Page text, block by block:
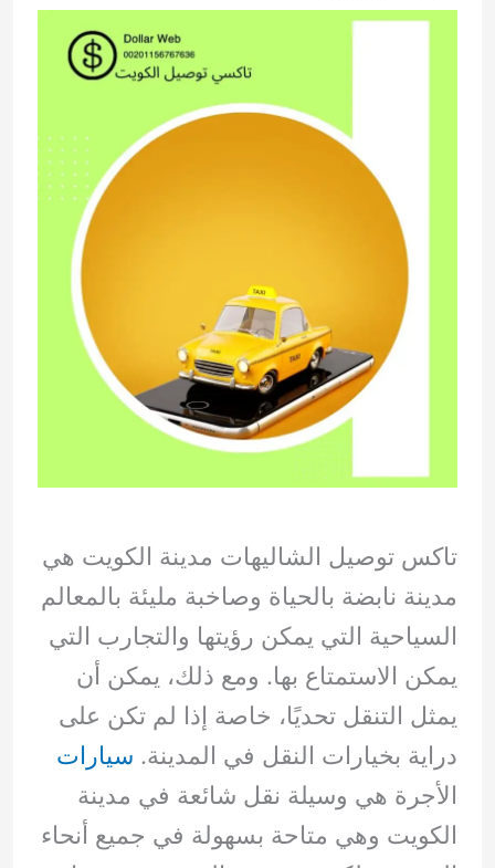
تاكس توصيل الشاليهات مدينة الكويت هي
مدينة نابضة بالحياة وصاخبة مليئة بالمعالم
السياحية التي يمكن رؤيتها والتجارب التي
يمكن الاستمتاع بها. ومع ذلك، يمكن أن
يمثل التنقل تحديًا، خاصة إذا لم تكن على
دراية بخيارات النقل في المدينة. سيارات
الأجرة هي وسيلة نقل شائعة في مدينة
الكويت وهي متاحة بسهولة في جميع أنحاء